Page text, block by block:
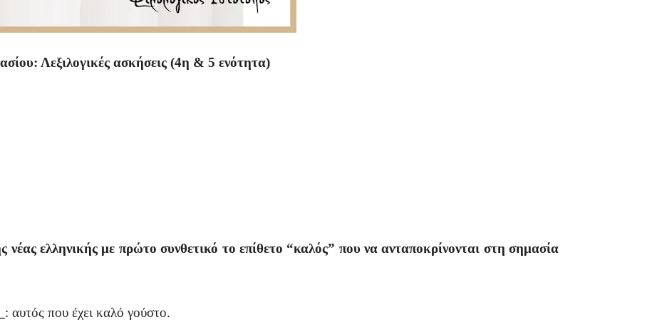
Λεξιλογικές ασκήσεις (4η & 5 ενότητα)
νέας ελληνικής με πρώτο συνθετικό το επίθετο “καλός” που να ανταποκρίνονται στη σημασία
: αυτός που έχει καλό γούστο.